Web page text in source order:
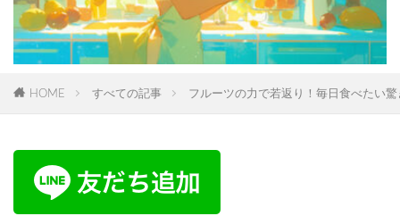
HOME すべての記事 フルーツの力で若返り！毎日食べたい